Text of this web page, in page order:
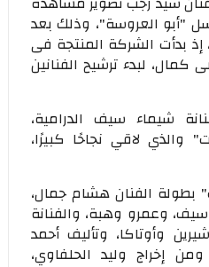
"أبو العروسة"، وذلك بعد
إذ بدأت الشركة المنتجة فى
كمال، لبدء ترشيح الفنانين
شيماء سيف الدرامية،
لاقي نجاحًا كبيرًا،
الفنان هشام جمال،
وعمرو وهبة، والفنانة
وأوتاكا، وتأليف أحمد
إخراج وليد الحلفاوي،